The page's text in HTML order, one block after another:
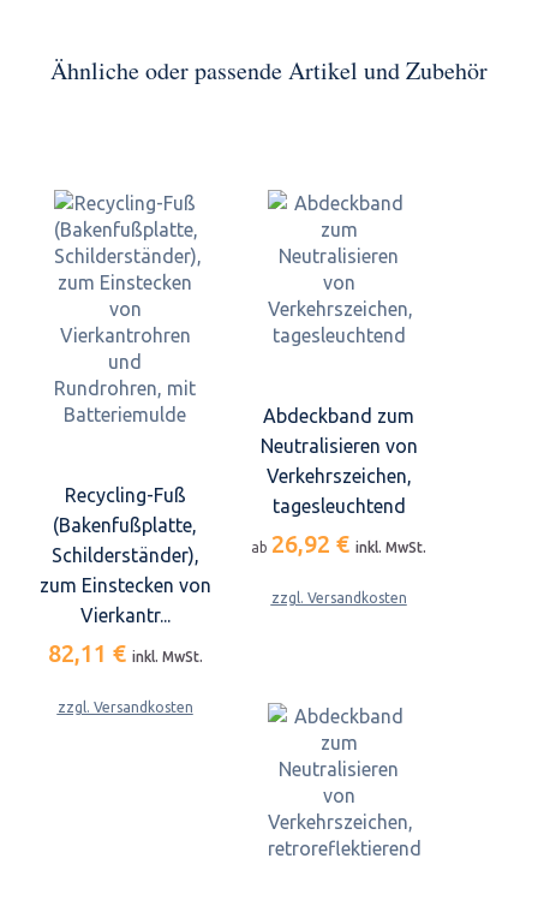
Ähnliche oder passende Artikel und Zubehör
Recycling-Fuß
(Bakenfußplatte,
Schilderständer),
zum Einstecken von
Vierkantr...
82,11 € inkl. MwSt.
zzgl. Versandkosten
Abdeckband zum
Neutralisieren von
Verkehrszeichen,
tagesleuchtend
ab 26,92 € inkl. MwSt.
zzgl. Versandkosten